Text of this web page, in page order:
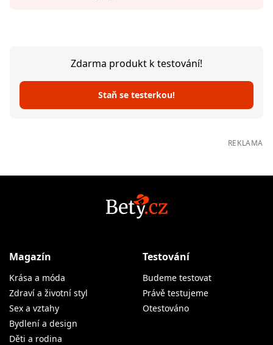
Zdarma produkt k testování!
Staň se testerkou!
REKLAMA
Magazín
Krása a móda
Zdraví a životní styl
Sex a vztahy
Bydlení a design
Děti a rodina
Testování
Budeme testovat
Právě testujeme
Otestováno